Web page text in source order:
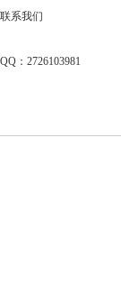
联系我们
QQ：2726103981